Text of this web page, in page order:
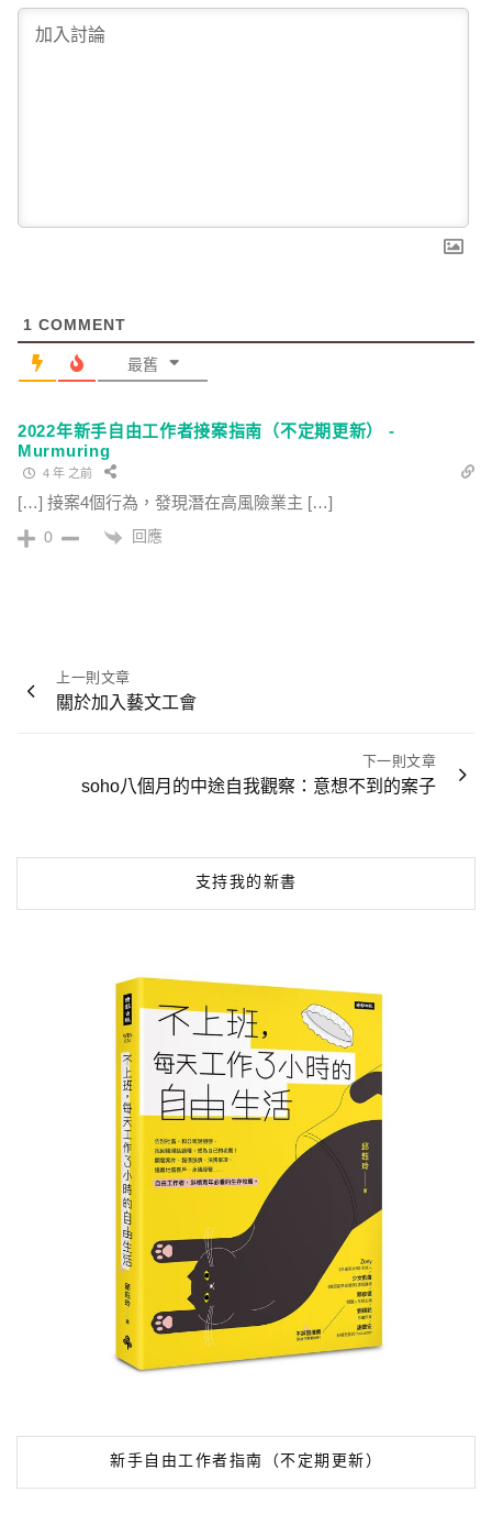
1 COMMENT
最舊
2022年新手自由工作者接案指南（不定期更新） -
Murmuring
4 年 之前
[…] 接案4個行為，發現潛在高風險業主 […]
0 回應
文
章
上一則文章
關於加入藝文工會
下一則文章
soho八個月的中途自我觀察：意想不到的案子
支持我的新書
新手自由工作者指南（不定期更新）